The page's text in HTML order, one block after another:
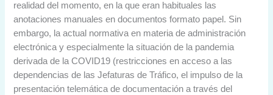
realidad del momento, en la que eran habituales las
anotaciones manuales en documentos formato papel. Sin
embargo, la actual normativa en materia de administración
electrónica y especialmente la situación de la pandemia
derivada de la COVID19 (restricciones en acceso a las
dependencias de las Jefaturas de Tráfico, el impulso de la
presentación telemática de documentación a través del